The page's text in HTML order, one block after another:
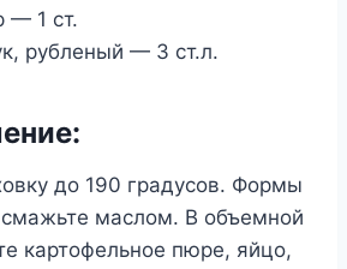
— 1 ст.
рубленый — 3 ст.л.
до 190 градусов. Формы
маслом. В объемной
картофельное пюре, яйцо,